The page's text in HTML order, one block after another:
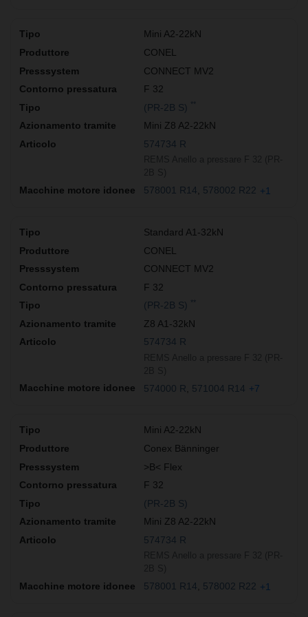
Mini A2-22kN
CONEL
CONNECT MV2
F 32
(PR-2B S)
Mini Z8 A2-22kN
574734 R
578001 R14 578002 R22 +1
Standard A1-32kN
CONEL
CONNECT MV2
F 32
(PR-2B S)
Z8 A1-32kN
574734 R
574000 R 571004 R14 +7
Mini A2-22kN
Conex Bänninger
>B< Flex
F 32
(PR-2B S)
Mini Z8 A2-22kN
574734 R
578001 R14 578002 R22 +1